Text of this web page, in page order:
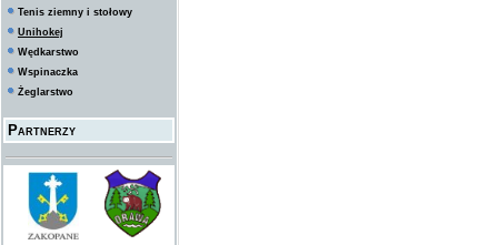
Tenis ziemny i stołowy
Unihokej
Wędkarstwo
Wspinaczka
Żeglarstwo
Partnerzy